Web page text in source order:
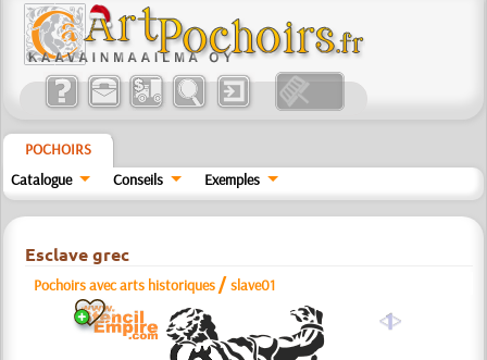
POCHOIRS
Catalogue
Conseils Exemples
Esclave grec
Pochoirs avec arts historiques /slave01
a